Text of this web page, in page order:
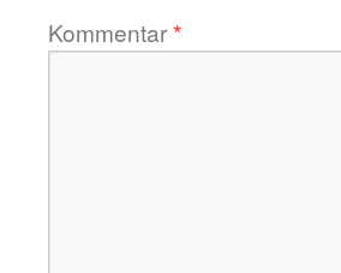
Kommentar*